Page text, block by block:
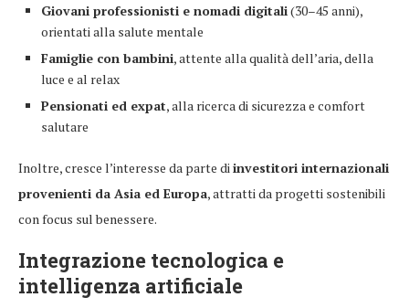
Giovani professionisti e nomadi digitali(30–45 anni),
orientati alla salute mentale
Famiglie con bambini, attente alla qualità dell’aria, della
luce e al relax
Pensionati ed expat, alla ricerca di sicurezza e comfort
salutare
Inoltre, cresce l’interesse da parte diinvestitori internazionali
provenienti da Asia ed Europa, attratti da progetti sostenibili
con focus sul benessere.
Integrazione tecnologica e
intelligenza artificiale